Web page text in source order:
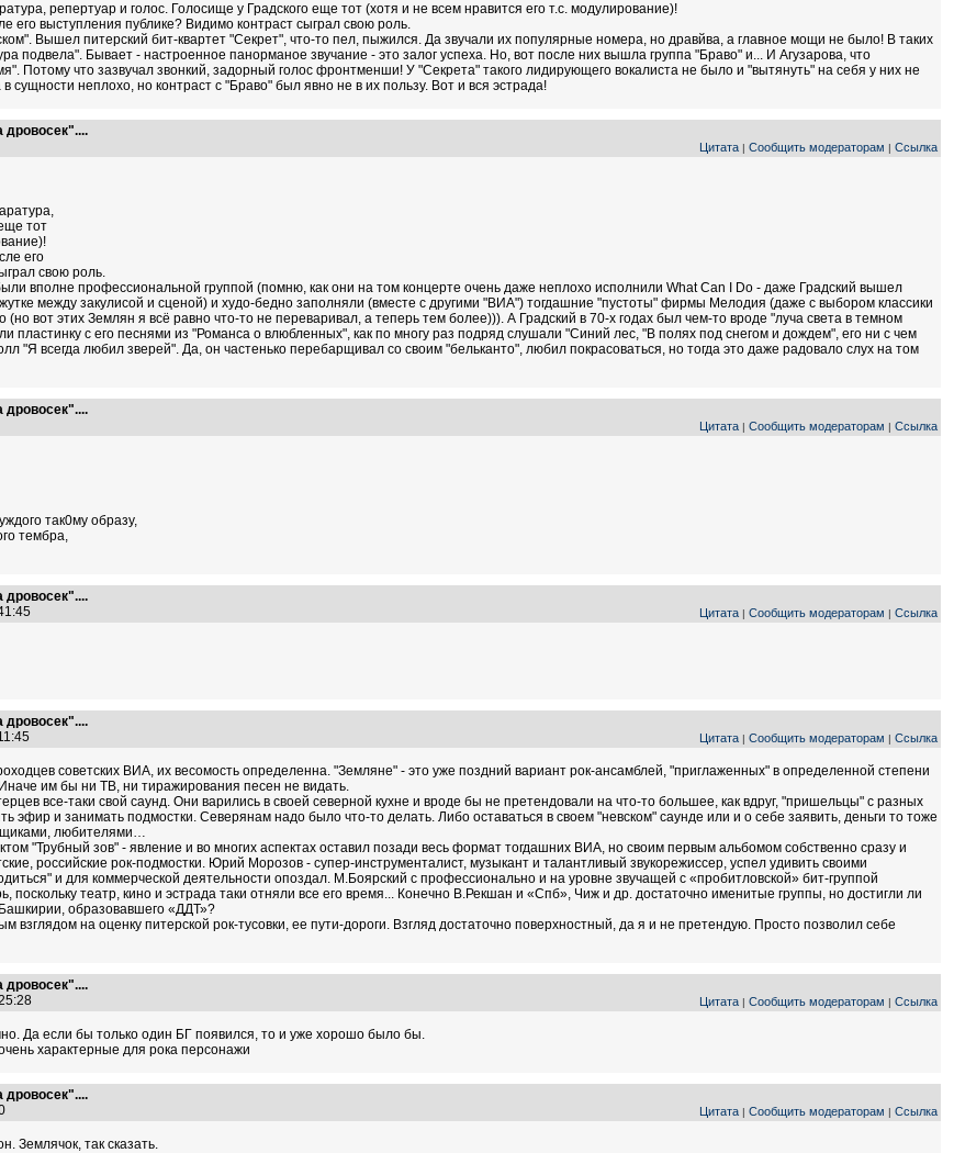
репертуар и голос. Голосище у Градского еще тот (хотя и не всем нравится его т.с. модулирование)!
его выступления публике? Видимо контраст сыграл свою роль.
Вышел питерский бит-квартет "Секрет", что-то пел, пыжился. Да звучали их популярные номера, но дравйва, а главное мощи не было! В таких
подвела". Бывает - настроенное панорманое звучание - это залог успеха. Но, вот после них вышла группа "Браво" и... И Агузарова, что
Потому что зазвучал звонкий, задорный голос фронтменши! У "Секрета" такого лидирующего вокалиста не было и "вытянуть" на себя у них не
сущности неплохо, но контраст с "Браво" был явно не в их пользу. Вот и вся эстрада!
дровосек"....
Цитата | Сообщить модераторам | Ссылка
тот
его
свою роль.
вполне профессиональной группой (помню, как они на том концерте очень даже неплохо исполнили What Can I Do - даже Градский вышел
между закулисой и сценой) и худо-бедно заполняли (вместе с другими "ВИА") тогдашние "пустоты" фирмы Мелодия (даже с выбором классики
вот этих Землян я всё равно что-то не переваривал, а теперь тем более))). А Градский в 70-х годах был чем-то вроде "луча света в темном
пластинку с его песнями из "Романса о влюбленных", как по многу раз подряд слушали "Синий лес, "В полях под снегом и дождем", его ни с чем
"Я всегда любил зверей". Да, он частенько перебарщивал со своим "бельканто", любил покрасоваться, но тогда это даже радовало слух на том
дровосек"....
Цитата | Сообщить модераторам | Ссылка
так0му образу,
тембра,
дровосек"....
Цитата | Сообщить модераторам | Ссылка
дровосек"....
Цитата | Сообщить модераторам | Ссылка
советских ВИА, их весомость определенна. "Земляне" - это уже поздний вариант рок-ансамблей, "приглаженных" в определенной степени
им бы ни ТВ, ни тиражирования песен не видать.
все-таки свой саунд. Они варились в своей северной кухне и вроде бы не претендовали на что-то большее, как вдруг, "пришельцы" с разных
эфир и занимать подмостки. Северянам надо было что-то делать. Либо оставаться в своем "невском" саунде или и о себе заявить, деньги то тоже
любителями…
"Трубный зов" - явление и во многих аспектах оставил позади весь формат тогдашних ВИА, но своим первым альбомом собственно сразу и
российские рок-подмостки. Юрий Морозов - супер-инструменталист, музыкант и талантливый звукорежиссер, успел удивить своими
и для коммерческой деятельности опоздал. М.Боярский с профессионально и на уровне звучащей с «пробитловской» бит-группой
поскольку театр, кино и эстрада таки отняли все его время... Конечно В.Рекшан и «Спб», Чиж и др. достаточно именитые группы, но достигли ли
образовавшего «ДДТ»?
взглядом на оценку питерской рок-тусовки, ее пути-дороги. Взгляд достаточно поверхностный, да я и не претендую. Просто позволил себе
дровосек"....
Цитата | Сообщить модераторам | Ссылка
Да если бы только один БГ появился, то и уже хорошо было бы.
характерные для рока персонажи
дровосек"....
Цитата | Сообщить модераторам | Ссылка
Землячок, так сказать.